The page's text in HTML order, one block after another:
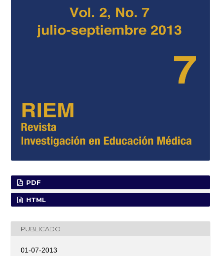
PDF
HTML
PUBLICADO
01-07-2013